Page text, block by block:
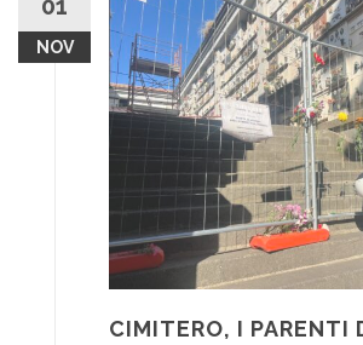
NOV
CIMITERO, I PARENTI